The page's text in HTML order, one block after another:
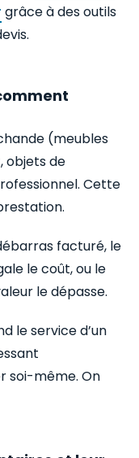
grâce à des outils
(meubles
objets de
Cette
facturé, le
le coût, ou le
le dépasse.
le service d’un
soi-même. On